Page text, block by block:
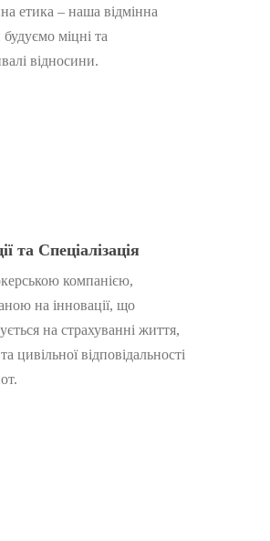
етика – наша відмінна
міцні та
відносини.
та Спеціалізація
компанією,
на інновації, що
на страхуванні життя,
цивільної відповідальності